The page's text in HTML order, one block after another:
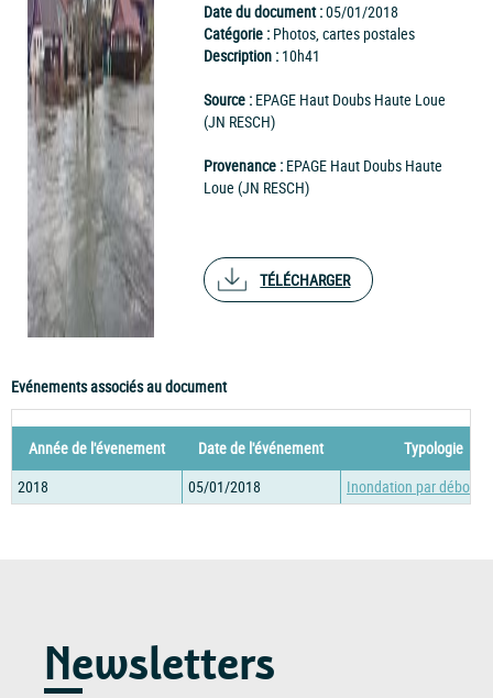
Date du document :05/01/2018
Catégorie : Photos, cartes postales
Description : 10h41
Source : EPAGE Haut Doubs Haute Loue
(JN RESCH)
Provenance : EPAGE Haut Doubs Haute
Loue (JN RESCH)
TÉLÉCHARGER
Evénements associés au document
Année de l'évenement Date de l'événement
Typologie
2018
05/01/2018 Inondation par
Newsletters